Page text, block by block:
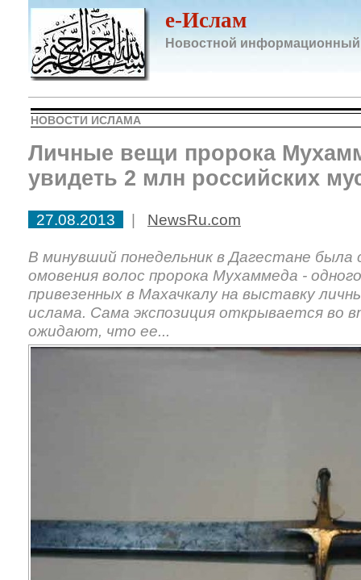
e-Ислам
Новостной информационный
НОВОСТИ ИСЛАМА
Личные вещи пророка
увидеть 2 млн российских
27.08.2013 | NewsRu.com
В минувший понедельник в Дагестане была
омовения волос пророка Мухаммеда -
привезенных в Махачкалу на выставку
ислама. Сама экспозиция открывается во
ожидают, что ее...